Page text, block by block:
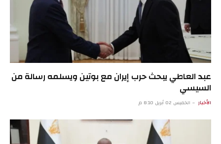
عبد العاطي يبحث حرب إيران مع بوتين ويسلمه رسالة من
السيسي
الأخبار الخميس 02 أبريل 8:10 م